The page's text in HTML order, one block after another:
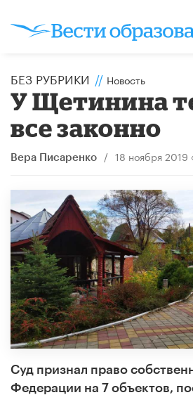
БЕЗ РУБРИКИ // Новость
У Щетинина
все законно
Вера Писаренко / 18 ноября 2019
Суд признал право
Федерации на 7 объектов,